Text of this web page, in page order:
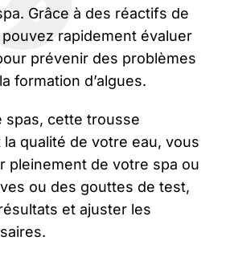
Grâce à des réactifs de
rapidement évaluer
prévenir des problèmes
formation d’algues.
spas, cette trousse
qualité de votre eau, vous
pleinement de votre spa ou
ou des gouttes de test,
et ajuster les